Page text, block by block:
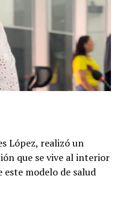
López, realizó un
que se vive al interior
este modelo de salud